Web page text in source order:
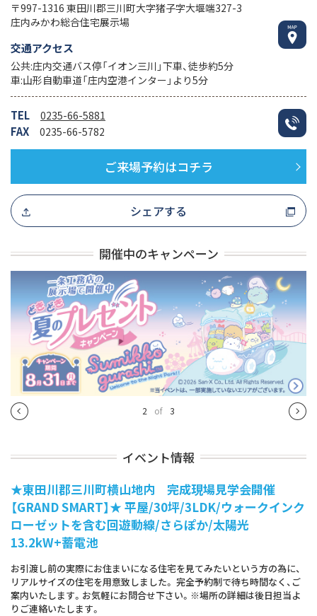
〒997-1316 東田川郡三川町大字猪子字大堰端327-3
庄内みかわ総合住宅展示場
交通アクセス
公共:庄内交通バス停「イオン三川」下車、徒歩約5分
車:山形自動車道「庄内空港インター」より5分
TEL 0235-66-5881
FAX 0235-66-5782
ご来場予約はコチラ
シェアする
開催中のキャンペーン
2 of 3
イベント情報
★東田川郡三川町横山地内 完成現場見学会開催
【GRAND SMART】★ 平屋/30坪/3LDK/ウォークインク
ローゼットを含む回遊動線/さらぽか/太陽光
13.2kW+蓄電池
お引渡し前の実際にお住まいになる住宅を見てみたいという方の為に、
リアルサイズの住宅を用意致しました。 完全予約制で待ち時間なく、ご
案内いたします。お気軽にお問合せ下さい。※場所の詳細は後日担当よ
りご連絡いたします。